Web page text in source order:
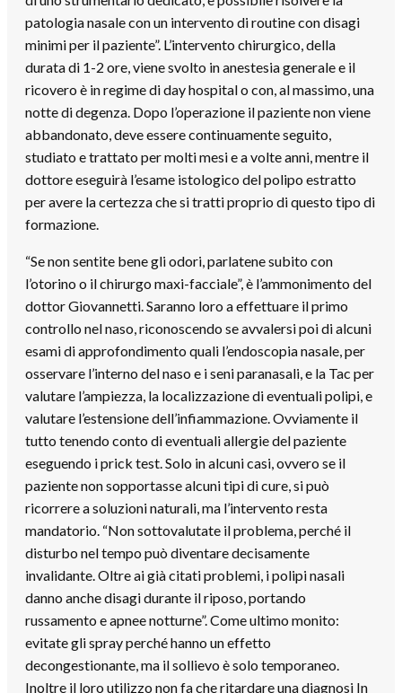
patologia nasale con un intervento di routine con disagi
minimi per il paziente”. L’intervento chirurgico, della
durata di 1-2 ore, viene svolto in anestesia generale e il
ricovero è in regime di day hospital o con, al massimo, una
notte di degenza. Dopo l’operazione il paziente non viene
abbandonato, deve essere continuamente seguito,
studiato e trattato per molti mesi e a volte anni, mentre il
dottore eseguirà l’esame istologico del polipo estratto
per avere la certezza che si tratti proprio di questo tipo di
formazione.
“Se non sentite bene gli odori, parlatene subito con
l’otorino o il chirurgo maxi-facciale”, è l’ammonimento del
dottor Giovannetti. Saranno loro a effettuare il primo
controllo nel naso, riconoscendo se avvalersi poi di alcuni
esami di approfondimento quali l’endoscopia nasale, per
osservare l’interno del naso e i seni paranasali, e la Tac per
valutare l’ampiezza, la localizzazione di eventuali polipi, e
valutare l’estensione dell’infiammazione. Ovviamente il
tutto tenendo conto di eventuali allergie del paziente
eseguendo i prick test. Solo in alcuni casi, ovvero se il
paziente non sopportasse alcuni tipi di cure, si può
ricorrere a soluzioni naturali, ma l’intervento resta
mandatorio. “Non sottovalutate il problema, perché il
disturbo nel tempo può diventare decisamente
invalidante. Oltre ai già citati problemi, i polipi nasali
danno anche disagi durante il riposo, portando
russamento e apnee notturne”. Come ultimo monito:
evitate gli spray perché hanno un effetto
decongestionante, ma il sollievo è solo temporaneo.
Inoltre il loro utilizzo non fa che ritardare una diagnosi In